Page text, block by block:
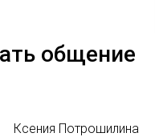
общение
Ксе­ния Пот­ро­шили­на